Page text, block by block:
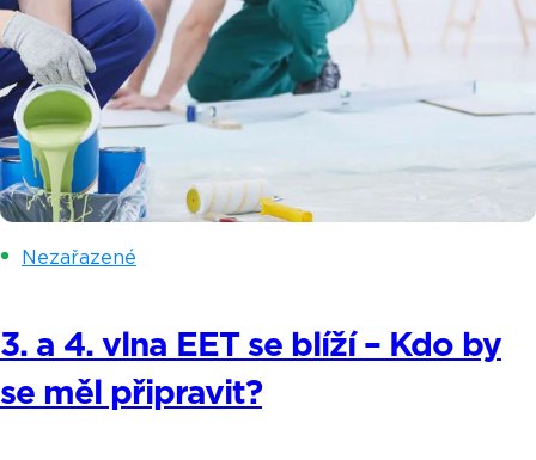
2021? Všeobecně se dá říct, že až na minimální
výjimky uvedené […]
Nezařazené
3. a 4. vlna EET se blíží – Kdo by
se měl připravit?